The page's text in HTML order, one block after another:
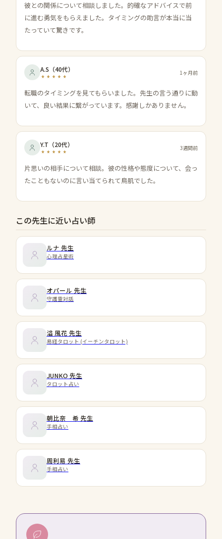
彼との関係について相談しました。的確なアドバイスで前
に進む勇気をもらえました。タイミングの助言が本当に当
たっていて驚きです。
A.S （40代） 1ヶ月前
転職のタイミングを見てもらいました。先生の言う通りに動
いて、良い結果に繋がっています。感謝しかありません。
Y.T （20代） 3週間前
片思いの相手について相談。彼の性格や態度について、会っ
たこともないのに言い当てられて鳥肌でした。
この先生に近い占い師
ルナ 先生
心理占星術
オパール 先生
守護霊対話
溢 風花 先生
易経タロット (イーチンタロット)
JUNKO 先生
タロット占い
朝比奈 希 先生
手相占い
周利易 先生
手相占い